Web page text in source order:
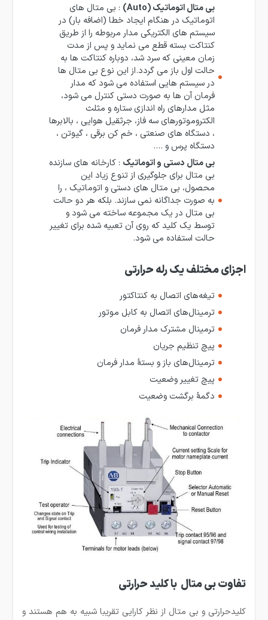
بی متال اتوماتیک (Auto)
: بی متال های
اتوماتیک در هنگام ایجاد خطا (اضافه بار) در
سیستم های الکتریکی مدار مربوطه را از طریق
کنتاکت بسته قطع می نماید و پس از مدت
زمان معینی که سرد شد، دوباره کنتاکت ها به
حالت اول باز می گردد.از این نوع بی متال ها
در سیستم هایی استفاده می شود که مدار
فرمان آن ها به صورت دستی کنترل می شود،
مثل مدارهای راه اندازی ستاره و مثلث
الکتروموتورهای سه فاز، جرثقیل هوایی ، بالابرها
، دستگاه های صنعتی ، خم کن برقی ، گیوتن ،
دستگاه پرس و ….
بی متال دستی و اتوماتیک : کارخانه های سازنده
بی متال برای جلوگیری از تنوع زیاد این
محصول، بی متال های دستی و اتوماتیک ، را
به صورت جداگانه نمی سازند. بلکه هر دو حالت
بی متال در یک مجموعه ساخته می شود و
توسط یک کلید که روی آن تعبیه شده برای تغییر
حالت استفاده می شود.
اجزای مختلف یک رله حرارتی
تیغه‌های اتصال به کنتاکتور
ترمینال‌های اتصال به کابل موتور
ترمینال مشترک مدار فرمان
پیچ تنظیم جریان
ترمینال‌های باز و بستهٔ مدار فرمان
پیچ تغییر وضعیت
دگمهٔ برگشت وضعیت
تفاوت بی متال با کلید حرارتی
کلیدحرارتی و بی متال از نظر کارایی تقریبا شبیه به هم هستند و